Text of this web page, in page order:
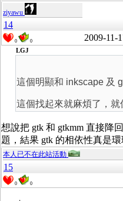
ziyawu
14
0 0 2009-11-
LGJ
這個明顯和 inkscape 及
這個找起來就麻煩了，
想說把 gtk 和 gtkmm 直接降
題，結果 gtk 的相依性真是
本人已不在此站活動
15
0 0